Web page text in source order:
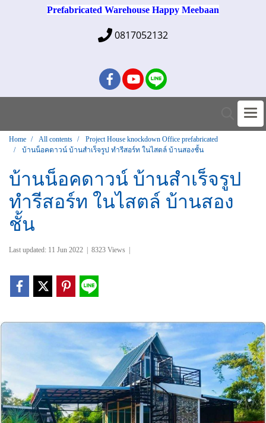
Prefabricated Warehouse Happy Meebaan
0817052132
Home All contents
Project House knockdown Office prefabricated
บ้านน็อคดาวน์ บ้านสำเร็จรูป ทำรีสอร์ท ในไสตล์ บ้านสองชั้น
บ้านน็อคดาวน์ บ้านสำเร็จรูป
ทำรีสอร์ท ในไสตล์ บ้านสอง
ชั้น
Last updated: 11 Jun 2022 8323 Views